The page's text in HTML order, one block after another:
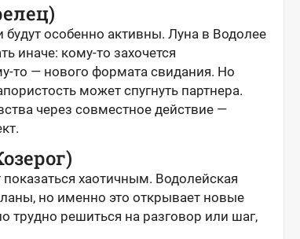
будут особенно активны. Луна в Водолее
иначе: кому-то захочется
то — нового формата свидания. Но
может спугнуть партнера.
через совместное действие —
хаотичным. Водолейская
но именно это открывает новые
решиться на разговор или шаг,